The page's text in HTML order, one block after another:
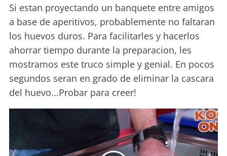
Si estan proyectando un banquete entre amigos
a base de aperitivos, probablemente no faltaran
los huevos duros. Para facilitarles y hacerlos
ahorrar tiempo durante la preparacion, les
mostramos este truco simple y genial. En pocos
segundos seran en grado de eliminar la cascara
del huevo...Probar para creer!